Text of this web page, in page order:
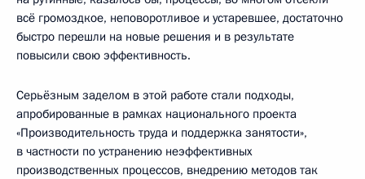
всё громоздкое, неповоротливое и устаревшее, достаточно
быстро перешли на новые решения и в результате
повысили свою эффективность.
Серьёзным заделом в этой работе стали подходы,
апробированные в рамках национального проекта
«Производительность труда и поддержка занятости»,
в частности по устранению неэффективных
производственных процессов, внедрению методов так